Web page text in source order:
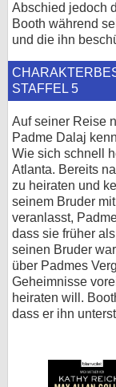
Abschied jedoch
Booth während
und die ihn
STAFFEL 5
Auf seiner Reise
Padme Dalaj
Wie sich schnell
Atlanta. Bereits
zu heiraten und
seinem Bruder
veranlasst,
dass sie früher
seinen Bruder
über Padmes
Geheimnisse
heiraten will.
dass er ihn